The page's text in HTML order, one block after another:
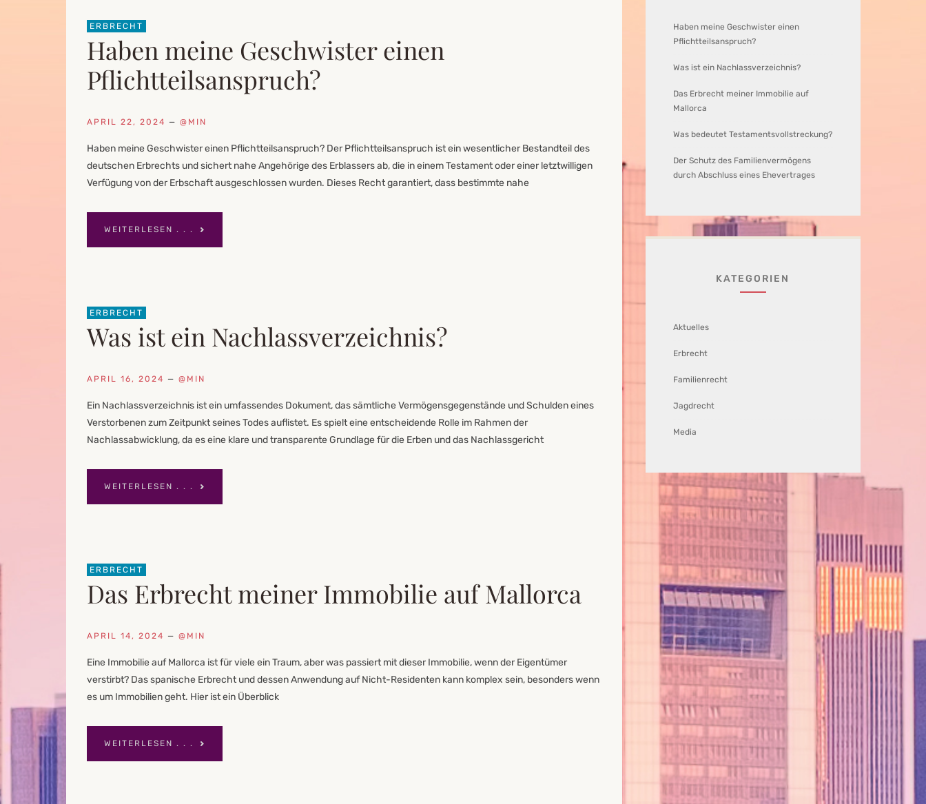
ERBRECHT
Haben meine Geschwister einen
Pflichtteilsanspruch?
APRIL 22, 2024 — @MIN
Haben meine Geschwister einen Pflichtteilsanspruch? Der Pflichtteilsanspruch ist ein wesentlicher Bestandteil des
deutschen Erbrechts und sichert nahe Angehörige des Erblassers ab, die in einem Testament oder einer letztwilligen
Verfügung von der Erbschaft ausgeschlossen wurden. Dieses Recht garantiert, dass bestimmte nahe
WEITERLESEN . . .
ERBRECHT
Was ist ein Nachlassverzeichnis?
APRIL 16, 2024 — @MIN
Ein Nachlassverzeichnis ist ein umfassendes Dokument, das sämtliche Vermögensgegenstände und Schulden eines
Verstorbenen zum Zeitpunkt seines Todes auflistet. Es spielt eine entscheidende Rolle im Rahmen der
Nachlassabwicklung, da es eine klare und transparente Grundlage für die Erben und das Nachlassgericht
WEITERLESEN . . .
ERBRECHT
Das Erbrecht meiner Immobilie auf Mallorca
APRIL 14, 2024 — @MIN
Eine Immobilie auf Mallorca ist für viele ein Traum, aber was passiert mit dieser Immobilie, wenn der Eigentümer
verstirbt? Das spanische Erbrecht und dessen Anwendung auf Nicht-Residenten kann komplex sein, besonders wenn
es um Immobilien geht. Hier ist ein Überblick
WEITERLESEN . . .
Haben meine Geschwister einen
Pflichtteilsanspruch?
Was ist ein Nachlassverzeichnis?
Das Erbrecht meiner Immobilie auf
Mallorca
Was bedeutet Testamentsvollstreckung?
Der Schutz des Familienvermögens
durch Abschluss eines Ehevertrages
KATEGORIEN
Aktuelles
Erbrecht
Familienrecht
Jagdrecht
Media